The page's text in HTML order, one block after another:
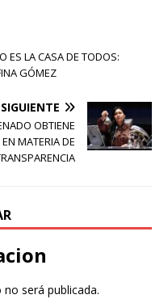
ES LA CASA DE TODOS:
GÓMEZ
SIGUIENTE
OBTIENE
MATERIA DE
será publicada.